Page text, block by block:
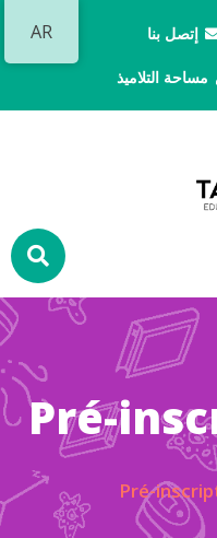
إتصل بنا
مساحة التلاميذ
Pré-
Pré-
AR